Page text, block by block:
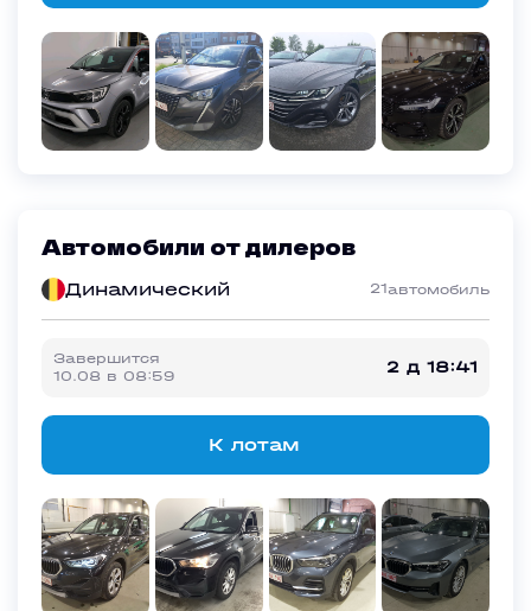
Автомобили от дилеров
Динамический 21автомобиль
Завершится
10.08 в 08:59 2 д 18:41
К лотам